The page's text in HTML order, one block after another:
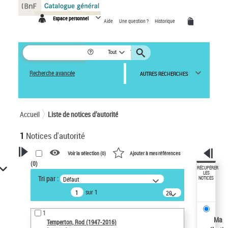
Espace personnel Aide Une question ? Historique
Tout
Recherche avancée AUTRES RECHERCHES
Accueil Liste de notices d’autorité
1 Notices d'autorité
VOTRE RECHERCHE
Recherche avancée dans les
notices d’autorité
Œuvres liées à l'auteur :
Temperton, Rod (1947-2016)
Voir la sélection (0) Ajouter à mes références
(0)
Tri par : Défaut
sur 1
20
résultats/page
1
Temperton, Rod (1947-2016)
RÉCUPÉRER
LES
NOTICES
Ma
Panneau de gestion des cookies